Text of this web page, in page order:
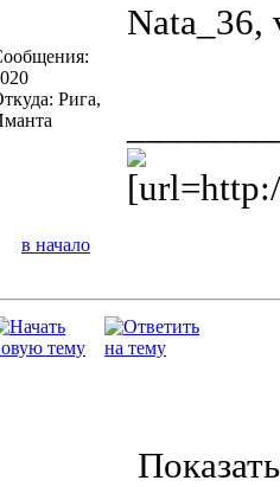
Рига,
Nata_36,
в начало